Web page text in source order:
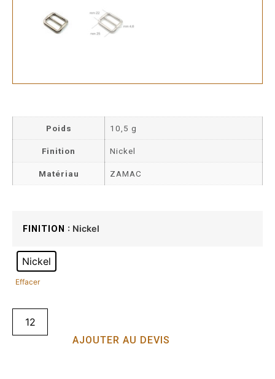
Poids 10,5 g
Finition Nickel
Matériau ZAMAC
FINITION : Nickel
Nickel
Effacer
AJOUTER AU DEVIS